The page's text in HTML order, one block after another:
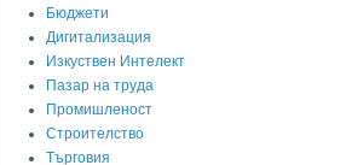
Бюджети
Дигитализация
Изкуствен Интелект
Пазар на труда
Промишленост
Строителство
Търговия